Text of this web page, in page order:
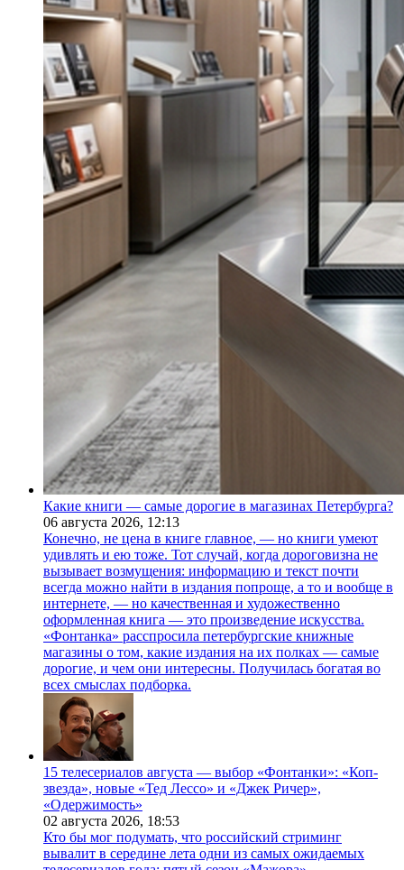
Какие книги — самые дорогие в магазинах Петербурга?
06 августа 2026, 12:13
Конечно, не цена в книге главное, — но книги умеют
удивлять и ею тоже. Тот случай, когда дороговизна не
вызывает возмущения: информацию и текст почти
всегда можно найти в издания попроще, а то и вообще в
интернете, — но качественная и художественно
оформленная книга — это произведение искусства.
«Фонтанка» расспросила петербургские книжные
магазины о том, какие издания на их полках — самые
дорогие, и чем они интересны. Получилась богатая во
всех смыслах подборка.
15 телесериалов августа — выбор «Фонтанки»: «Коп-
звезда», новые «Тед Лессо» и «Джек Ричер»,
«Одержимость»
02 августа 2026, 18:53
Кто бы мог подумать, что российский стриминг
вывалит в середине лета одни из самых ожидаемых